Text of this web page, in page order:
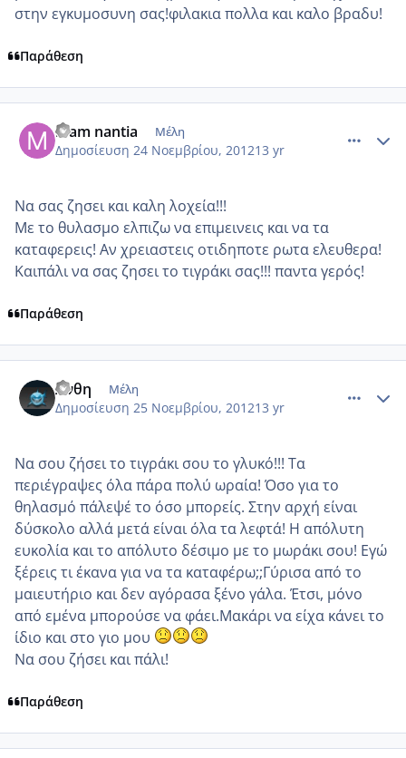
στην εγκυμοσυνη σας!φιλακια πολλα και καλο βραδυ!
Παράθεση
mam nantia Μέλη
Δημοσίευση 24 Νοεμβρίου, 201213 yr
Να σας ζησει και καλη λοχεία!!!
Με το θυλασμο ελπιζω να επιμεινεις και να τα
καταφερεις! Αν χρειαστεις οτιδηποτε ρωτα ελευθερα!
Καιπάλι να σας ζησει το τιγράκι σας!!! παντα γερός!
Παράθεση
Ανθη Μέλη
Δημοσίευση 25 Νοεμβρίου, 201213 yr
Να σου ζήσει το τιγράκι σου το γλυκό!!! Τα
περιέγραψες όλα πάρα πολύ ωραία! Όσο για το
θηλασμό πάλεψέ το όσο μπορείς. Στην αρχή είναι
δύσκολο αλλά μετά είναι όλα τα λεφτά! Η απόλυτη
ευκολία και το απόλυτο δέσιμο με το μωράκι σου! Εγώ
ξέρεις τι έκανα για να τα καταφέρω;;Γύρισα από το
μαιευτήριο και δεν αγόρασα ξένο γάλα. Έτσι, μόνο
από εμένα μπορούσε να φάει.Μακάρι να είχα κάνει το
ίδιο και στο γιο μου
Να σου ζήσει και πάλι!
Παράθεση